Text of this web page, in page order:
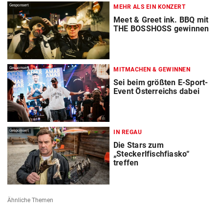
Gesponsert MEHR ALS EIN KONZERT
Meet & Greet ink. BBQ mit
THE BOSSHOSS gewinnen
Gesponsert MITMACHEN & GEWINNEN
Sei beim größten E-Sport-
Event Österreichs dabei
Gesponsert IN REGAU
Die Stars zum
„Steckerlfischfiasko“
treffen
Ähnliche Themen